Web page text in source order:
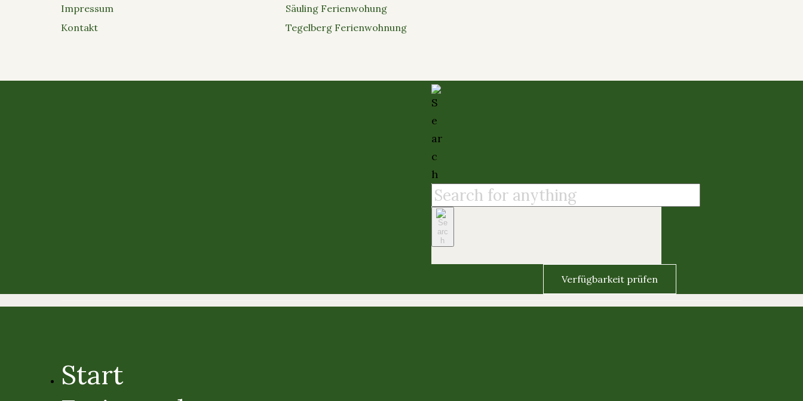
Impressum
Kontakt
Säuling Ferienwohung
Tegelberg Ferienwohnung
Verfügbarkeit prüfen
Start